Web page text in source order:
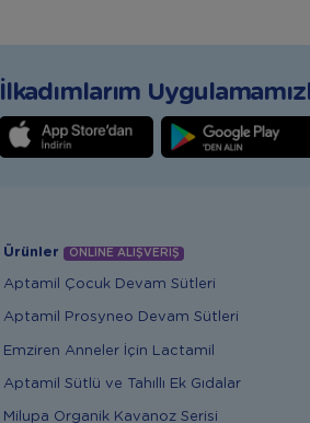
İlkadımlarım
Ürünler ONLİNE ALIŞVERİŞ
Aptamil Çocuk Devam Sütleri
Aptamil Prosyneo Devam Sütleri
Emziren Anneler İçin Lactamil
Aptamil Sütlü ve Tahıllı Ek Gıdalar
Milupa Organik Kavanoz Serisi